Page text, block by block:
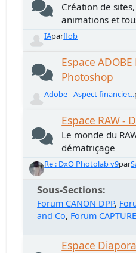
Création de
animations et
IAparflob
Espace
Photoshop
Adobe - Aspect financier...
Espace RAW -
Le monde du
dématriçage
Re : DxO Photolab v9par
Sous-Sections
Forum CANON DPP
and Co Forum
Espace